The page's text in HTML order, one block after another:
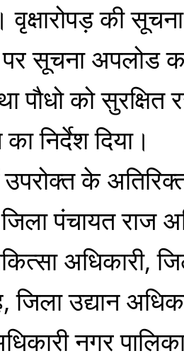
वृक्षारोपड़ की सूचना
पर सूचना अपलोड
पौधो को
निर्देश दिया।
के
पंचायत राज
अधिकारी,
जिला उद्यान
नगर